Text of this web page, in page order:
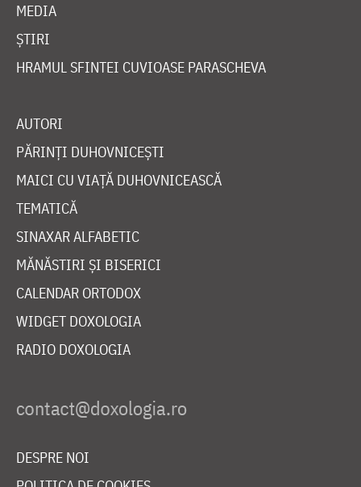
MEDIA
ȘTIRI
HRAMUL SFINTEI CUVIOASE PARASCHEVA
AUTORI
PĂRINȚI DUHOVNICEȘTI
MAICI CU VIAȚĂ DUHOVNICEASCĂ
TEMATICĂ
SINAXAR ALFABETIC
MĂNĂSTIRI ȘI BISERICI
CALENDAR ORTODOX
WIDGET DOXOLOGIA
RADIO DOXOLOGIA
DESPRE NOI